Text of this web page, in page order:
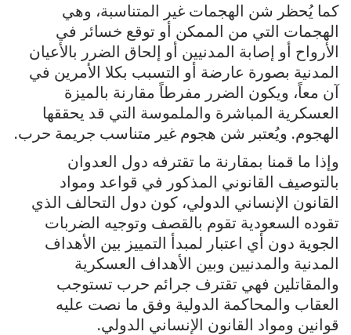
كما يُحظر شن الهجمات غير المتناسبة، وهي
الهجمات التي من الممكن أو توقع خسائر في
الأرواح أو إصابة المدنيين أو إلحاق الضرر بالأعيان
المدنية بصورة عارضة أو التسبب بكلا الأمرين في
آن معاً، ويكون الضرر مفرطاً مقارنة بالميزة
العسكرية المباشرة والملموسة التي قد يحققها
الهجوم. ويُعتبر شن هجوم غير متناسب جريمة حرب.
وإذا ما قمنا بمقارنة ما تقترفه دول العدوان
بالتوصيف القانوني المذكور في قواعد ومواد
القانون الإنساني الدولي، كون دول التحالف الذي
تقوده السعودية تقوم بالقصف وتوجيه الضربات
الجوية دون أي اعتبار لمبدأ التمييز بين الأهداف
المدنية والمدنيين وبين الأهداف العسكرية
والمقاتلين فهي تقترف جرائم حرب تستوجب
العقاب والمحاكمة الدولية وفق ما نصت عليه
قوانين ومواد القانون الإنساني الدولي.